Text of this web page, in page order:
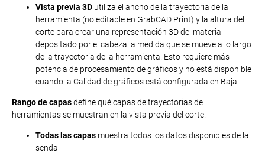
Vista previa 3D utiliza el ancho de la trayectoria de la
herramienta (no editable en GrabCAD Print) y la altura del
corte para crear una representación 3D del material
depositado por el cabezal a medida que se mueve a lo largo
de la trayectoria de la herramienta. Esto requiere más
potencia de procesamiento de gráficos y no está disponible
cuando la Calidad de gráficos está configurada en Baja.
Rango de capasdefine qué capas de trayectorias de
herramientas se muestran en la vista previa del corte.
Todas las capas muestra todos los datos disponibles de la
senda